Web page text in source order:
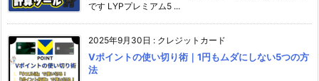
です LYPプレミアム5 ...
2025年9月30日 : クレジットカード
Vポイントの使い切り術｜1円もムダにしない5つの方
法